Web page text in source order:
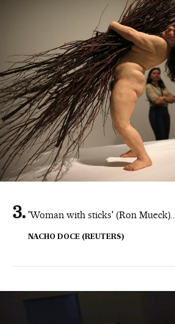
'Woman with sticks' (Ron Mueck)..
NACHO DOCE (REUTERS)